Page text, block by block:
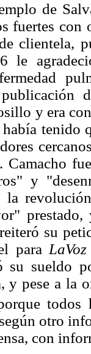
de
fuertes con
clientela,
le
y era
tenido
Camacho
y
la
su
para
su sueldo
y pese a la
todos
otro
con